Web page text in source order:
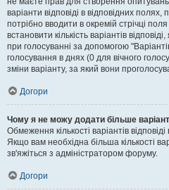
варіанти відповіді в відповідних
потрібно вводити в окремій стрічці
встановити кількість варіантів
при голосуванні за допомогою
голосування в днях (0 для вічного
зміни варіанту, за який вони
Догори
Чому я не можу додати більше
Обмеження кількості варіантів
Якщо вам необхідна більша кількості
зв'яжіться з адміністратором форуму.
Догори